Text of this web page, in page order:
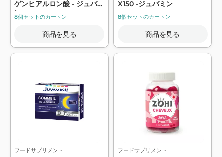
ゲンヒアルロン酸 - ジュバミ
ン
8個セットのカートン
商品を見る
X150 -ジュバミン
8個セットのカートン
商品を見る
フードサプリメント フードサプリメント